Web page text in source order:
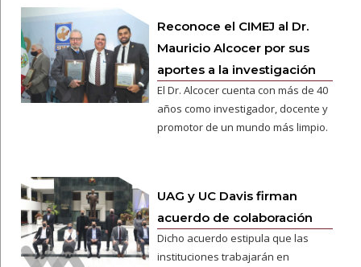
Reconoce el CIMEJ al Dr.
Mauricio Alcocer por sus
aportes a la investigación
El Dr. Alcocer cuenta con más de 40
años como investigador, docente y
promotor de un mundo más limpio.
UAG y UC Davis firman
acuerdo de colaboración
Dicho acuerdo estipula que las
instituciones trabajarán en